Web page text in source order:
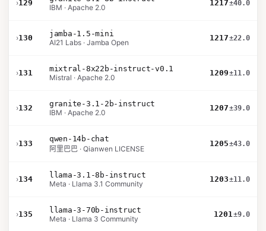
›129
IBM · Apache 2.0
1217±40.0
›130
jamba-1.5-mini
AI21 Labs · Jamba Open
1217±22.0
›131
mixtral-8x22b-instruct-v0.1
Mistral · Apache 2.0
1209±11.0
›132
granite-3.1-2b-instruct
IBM · Apache 2.0
1207±39.0
›133
qwen-14b-chat
阿里巴巴 · Qianwen LICENSE
1205±43.0
›134
llama-3.1-8b-instruct
Meta · Llama 3.1 Community
1203±11.0
›135
llama-3-70b-instruct
Meta · Llama 3 Community
1201±9.0